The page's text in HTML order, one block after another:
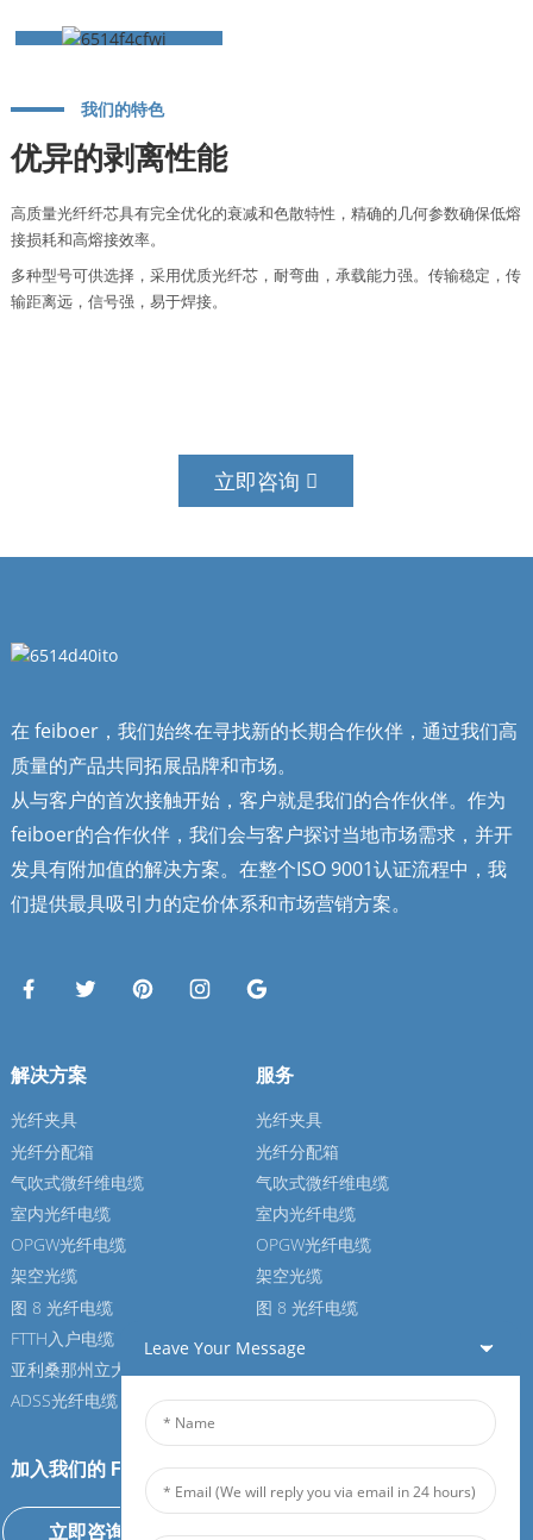
我们的特色
优异的剥离性能
高质量光纤纤芯具有完全优化的衰减和色散特性，精确的几何参数确保低熔
接损耗和高熔接效率。
多种型号可供选择，采用优质光纤芯，耐弯曲，承载能力强。传输稳定，传
输距离远，信号强，易于焊接。
立即咨询
在 feiboer，我们始终在寻找新的长期合作伙伴，通过我们高
质量的产品共同拓展品牌和市场。
从与客户的首次接触开始，客户就是我们的合作伙伴。作为
feiboer的合作伙伴，我们会与客户探讨当地市场需求，并开
发具有附加值的解决方案。在整个ISO 9001认证流程中，我
们提供最具吸引力的定价体系和市场营销方案。
解决方案
光纤夹具
光纤分配箱
气吹式微纤维电缆
室内光纤电缆
OPGW光纤电缆
架空光缆
图 8 光纤电缆
FTTH入户电缆
亚利桑那州立大学光纤电缆
ADSS光纤电缆
服务
光纤夹具
光纤分配箱
气吹式微纤维电缆
室内光纤电缆
OPGW光纤电缆
架空光缆
图 8 光纤电缆
ADSS光纤电缆
加入我们的 Feiboer
立即咨询
Leave Your Message